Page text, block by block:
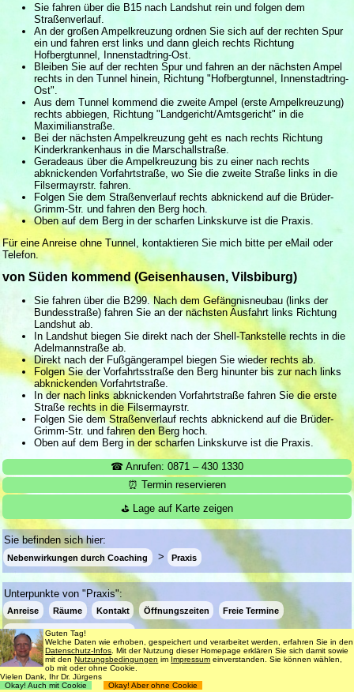
Sie fahren über die B15 nach Landshut rein und folgen dem
Straßenverlauf.
An der großen Ampelkreuzung ordnen Sie sich auf der rechten Spur
ein und fahren erst links und dann gleich rechts Richtung
Hofbergtunnel, Innenstadtring-Ost.
Bleiben Sie auf der rechten Spur und fahren an der nächsten Ampel
rechts in den Tunnel hinein, Richtung "Hofbergtunnel, Innenstadtring-
Ost".
Aus dem Tunnel kommend die zweite Ampel (erste Ampelkreuzung)
rechts abbiegen, Richtung "Landgericht/Amtsgericht" in die
Maximilianstraße.
Bei der nächsten Ampelkreuzung geht es nach rechts Richtung
Kinderkrankenhaus in die Marschallstraße.
Geradeaus über die Ampelkreuzung bis zu einer nach rechts
abknickenden Vorfahrtstraße, wo Sie die zweite Straße links in die
Filsermayrstr. fahren.
Folgen Sie dem Straßenverlauf rechts abknickend auf die Brüder-
Grimm-Str. und fahren den Berg hoch.
Oben auf dem Berg in der scharfen Linkskurve ist die Praxis.
Für eine Anreise ohne Tunnel, kontaktieren Sie mich bitte per eMail oder
Telefon.
von Süden kommend (Geisenhausen, Vilsbiburg)
Sie fahren über die B299. Nach dem Gefängnisneubau (links der
Bundesstraße) fahren Sie an der nächsten Ausfahrt links Richtung
Landshut ab.
In Landshut biegen Sie direkt nach der Shell-Tankstelle rechts in die
Adelmannstraße ab.
Direkt nach der Fußgängerampel biegen Sie wieder rechts ab.
Folgen Sie der Vorfahrtsstraße den Berg hinunter bis zur nach links
abknickenden Vorfahrtstraße.
In der nach links abknickenden Vorfahrtstraße fahren Sie die erste
Straße rechts in die Filsermayrstr.
Folgen Sie dem Straßenverlauf rechts abknickend auf die Brüder-
Grimm-Str. und fahren den Berg hoch.
Oben auf dem Berg in der scharfen Linkskurve ist die Praxis.
☎ Anrufen: 0871 – 430 1330
⏰ Termin reservieren
⛳ Lage auf Karte zeigen
Sie befinden sich hier:
Nebenwirkungen durch Coaching Praxis
Unterpunkte von "Praxis":
Anreise Räume Kontakt Öffnungszeiten Freie Termine
Info-eMail bei freien Terminen
Login
Guten Tag!
Welche Daten wie erhoben, gespeichert und verarbeitet werden, erfahren Sie in den
Datenschutz-Infos . Mit der Nutzung dieser Homepage erklären Sie sich damit sowie
mit denNutzungsbedingungen im Impressum einverstanden. Sie können wählen,
ob mit oder ohne Cookie.
Vielen Dank, Ihr Dr. Jürgens
Okay! Auch mit Cookie
Okay! Aber ohne Cookie